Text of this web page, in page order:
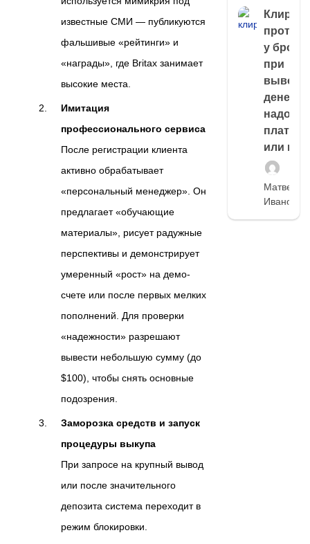
известные СМИ — публикуются
фальшивые «рейтинги» и
«награды», где Britax занимает
высокие места.
Имитация
профессионального сервиса
После регистрации клиента
активно обрабатывает
«персональный менеджер». Он
предлагает «обучающие
материалы», рисует радужные
перспективы и демонстрирует
умеренный «рост» на демо-
счете или после первых мелких
пополнений. Для проверки
«надежности» разрешают
вывести небольшую сумму (до
$100), чтобы снять основные
подозрения.
Заморозка средств и запуск
процедуры выкупа
При запросе на крупный вывод
или после значительного
депозита система переходит в
режим блокировки.
Клиринг
у
при
выводе
денег,
надо
платить
или
Матвей
Иванов